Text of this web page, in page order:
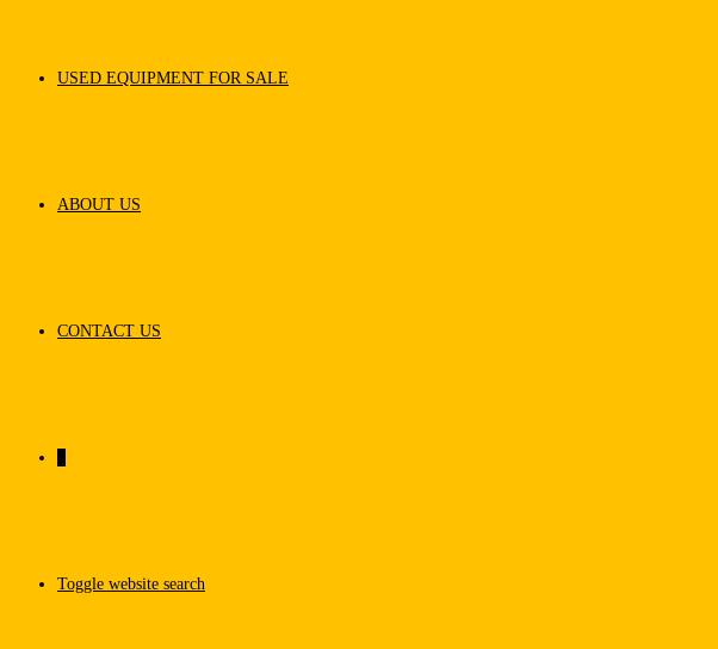
USED EQUIPMENT FOR SALE
ABOUT US
CONTACT US
Toggle website search